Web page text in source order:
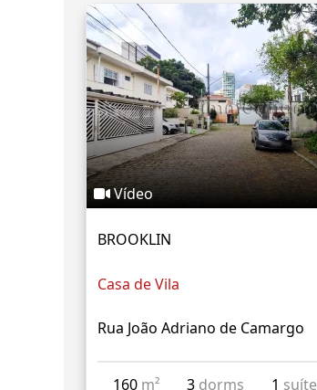
Vídeo
BROOKLIN
Casa de Vila
Rua João Adriano de Camargo
160 m² 3 dorms 1 suíte